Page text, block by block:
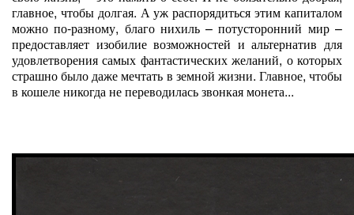
главное, чтобы долгая. А уж распорядиться этим капиталом
можно по-разному, благо нихиль – потусторонний мир –
предоставляет изобилие возможностей и альтернатив для
удовлетворения самых фантастических желаний, о которых
страшно было даже мечтать в земной жизни. Главное, чтобы
в кошеле никогда не переводилась звонкая монета...